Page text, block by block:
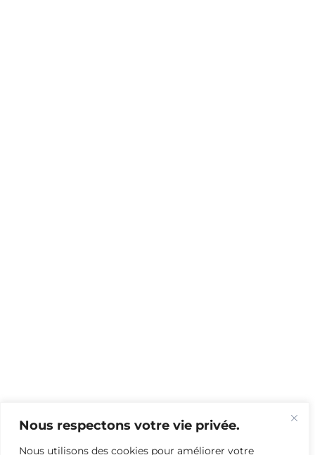
Nous respectons votre vie privée.
Nous utilisons des cookies pour améliorer votre